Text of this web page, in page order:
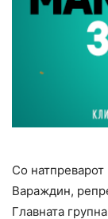
Со натпреварот
Вараждин,
Главната